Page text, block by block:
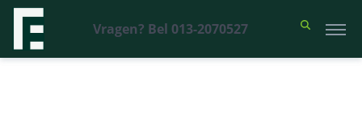
Vragen? Bel 013-2070527